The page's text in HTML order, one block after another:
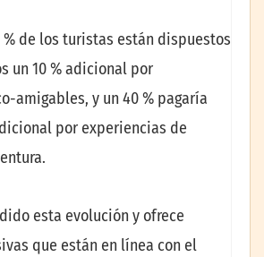
% de los turistas están dispuestos
un 10 % adicional por
amigables, y un 40 % pagaría
por experiencias de
esta evolución y ofrece
que están en línea con el